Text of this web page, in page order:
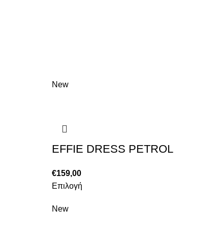
New
EFFIE DRESS PETROL
€159,00
Επιλογή
New